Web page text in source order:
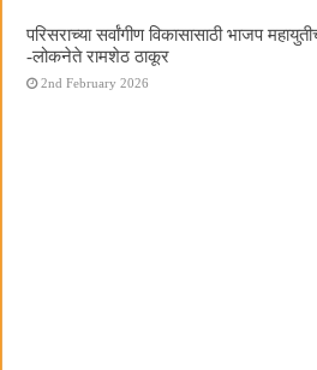
परिसराच्या सर्वांगीण विकासासाठी भाजप
-लोकनेते रामशेठ ठाकूर
2nd February 2026